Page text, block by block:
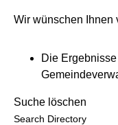
Wir wünschen Ihnen
Die
Suche löschen
Search Directory